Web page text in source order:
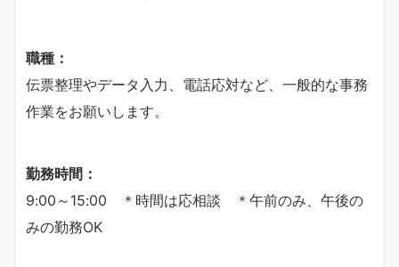
職種：
伝票整理やデータ入力、電話応対など、一般的な事務
作業をお願いします。
勤務時間：
9:00～15:00 ＊時間は応相談 ＊午前のみ、午後の
みの勤務OK